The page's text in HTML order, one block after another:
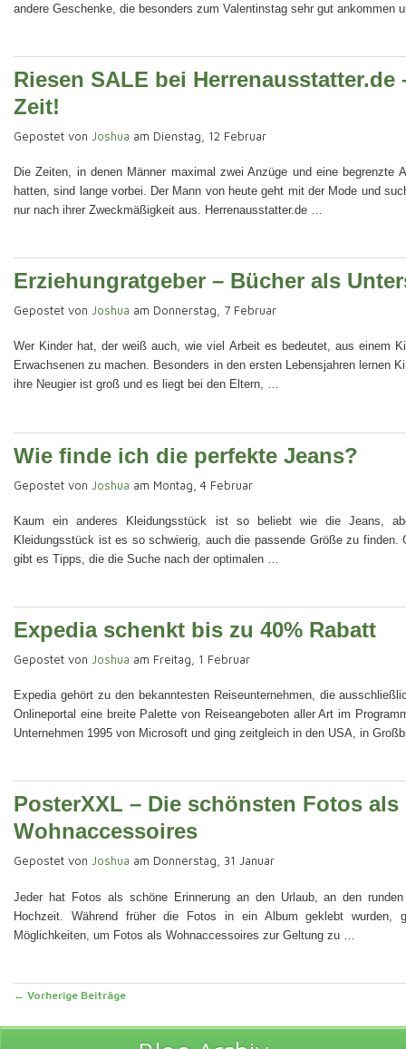
andere Geschenke, die besonders zum Valentinstag sehr gut ankommen
Riesen SALE bei Herrenausstatter.de
Zeit!
Gepostet von Joshua am Dienstag, 12 Februar
Die Zeiten, in denen Männer maximal zwei Anzüge und eine begrenzte
hatten, sind lange vorbei. Der Mann von heute geht mit der Mode und
nur nach ihrer Zweckmäßigkeit aus. Herrenausstatter.de …
Erziehungratgeber – Bücher als
Gepostet von Joshua am Donnerstag, 7 Februar
Wer Kinder hat, der weiß auch, wie viel Arbeit es bedeutet, aus einem
Erwachsenen zu machen. Besonders in den ersten Lebensjahren lernen
ihre Neugier ist groß und es liegt bei den Eltern, …
Wie finde ich die perfekte Jeans?
Gepostet von Joshua am Montag, 4 Februar
Kaum ein anderes Kleidungsstück ist so beliebt wie die Jeans,
Kleidungsstück ist es so schwierig, auch die passende Größe zu finden.
gibt es Tipps, die die Suche nach der optimalen …
Expedia schenkt bis zu 40% Rabatt
Gepostet von Joshua am Freitag, 1 Februar
Expedia gehört zu den bekanntesten Reiseunternehmen, die
Onlineportal eine breite Palette von Reiseangeboten aller Art im
Unternehmen 1995 von Microsoft und ging zeitgleich in den USA, in
PosterXXL – Die schönsten Fotos als
Wohnaccessoires
Gepostet von Joshua am Donnerstag, 31 Januar
Jeder hat Fotos als schöne Erinnerung an den Urlaub, an den
Hochzeit. Während früher die Fotos in ein Album geklebt wurden,
Möglichkeiten, um Fotos als Wohnaccessoires zur Geltung zu …
Post navigation
← Vorherige Beiträge